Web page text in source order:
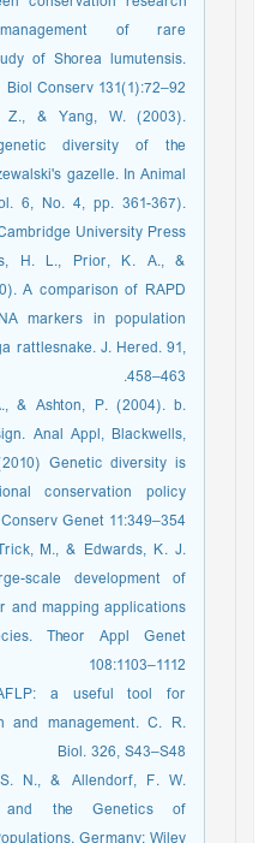
of rare
of Shorea lumutensis.
Biol Conserv 131(1):72–92
Z., & Yang, W. (2003).
diversity of the
gazelle. In Animal
6, No. 4, pp. 361-367).
Cambridge University Press.
H. L., Prior, K. A., &
A comparison of RAPD
markers in population
rattlesnake. J. Hered. 91,
458–463.
& Ashton, P. (2004). b.
Anal Appl, Blackwells,
Genetic diversity is
conservation policy
Genet 11:349–354
M., & Edwards, K. J.
scale development of
and mapping applications
Theor Appl Genet
108:1103–1112
a useful tool for
and management. C. R.
Biol. 326, S43–S48
N., & Allendorf, F. W.
and the Genetics of